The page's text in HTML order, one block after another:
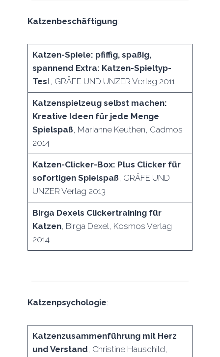
Katzenbeschäftigung:
Katzen-Spiele: pfiffig, spaßig,
spannend Extra: Katzen-Spieltyp-
Test, GRÄFE UND UNZER Verlag 2011
Katzenspielzeug selbst machen:
Kreative Ideen für jede Menge
Spielspaß, Marianne Keuthen, Cadmos
2014
Katzen-Clicker-Box: Plus Clicker für
sofortigen Spielspaß, GRÄFE UND
UNZER Verlag 2013
Birga Dexels Clickertraining für
Katzen, Birga Dexel, Kosmos Verlag
2014
Katzenpsychologie:
Katzenzusammenführung mit Herz
und Verstand, Christine Hauschild,